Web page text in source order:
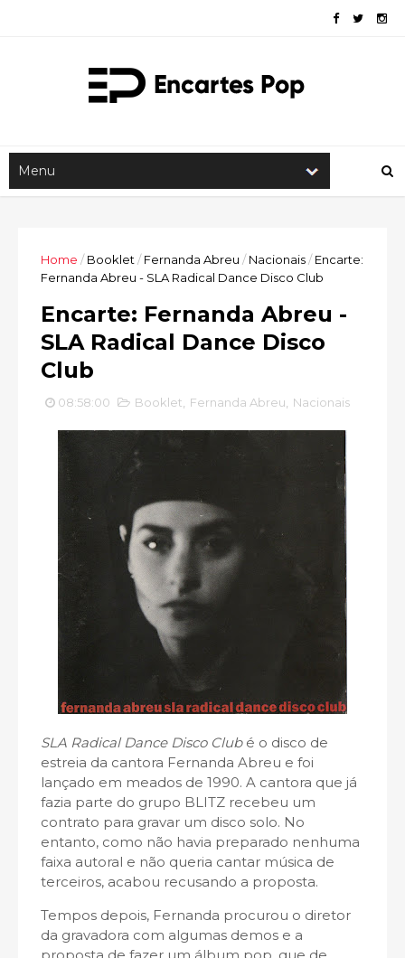
Home / Booklet / Fernanda Abreu / Nacionais/ Encarte:
Fernanda Abreu - SLA Radical Dance Disco Club
Encarte: Fernanda Abreu -
SLA Radical Dance Disco
Club
08:58:00 Booklet Fernanda Abreu Nacionais
SLA Radical Dance Disco Clubé o disco de
estreia da cantora Fernanda Abreu e foi
lançado em meados de 1990. A cantora que já
fazia parte do grupo BLITZ recebeu um
contrato para gravar um disco solo. No
entanto, como não havia preparado nenhuma
faixa autoral e não queria cantar música de
terceiros, acabou recusando a proposta.
Tempos depois, Fernanda procurou o diretor
da gravadora com algumas demos e a